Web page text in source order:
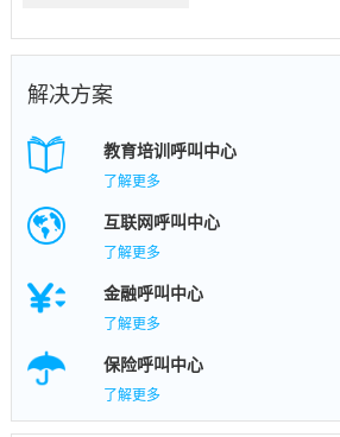
解决方案
教育培训呼叫中心
了解更多
互联网呼叫中心
了解更多
金融呼叫中心
了解更多
保险呼叫中心
了解更多